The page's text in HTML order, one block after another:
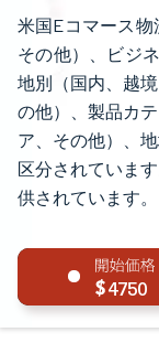
米国Eコマース物
その他）、ビジ
地別（国内、越
の他）、製品カ
ア、その他）、
区分されていま
供されています。
4750